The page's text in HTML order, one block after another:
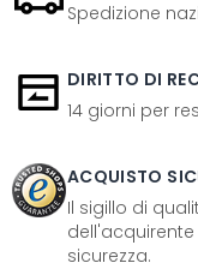
Spedizione
DIRITTO DI
14 giorni per
ACQUISTO
Il sigillo di
sicurezza.